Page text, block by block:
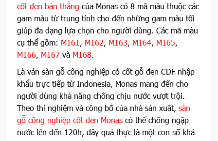
cốt đen bản thẳng của Monas có 8 mã màu thuộc các
gam màu từ trung tính cho đến những gam màu tối
giúp đa dạng lựa chọn cho người dùng. Các mã màu
cụ thể gồm: M161, M162, M163, M164, M165,
M166, M167 và M168.
Là ván sàn gỗ công nghiệp có cốt gỗ đen CDF nhập
khẩu trực tiếp từ Indonesia, Monas mang đến cho
người dùng khả năng chống chịu nước vượt trội.
Theo thí nghiệm và công bố của nhà sản xuất, sàn
gỗ công nghiệp cốt đen Monas có thể chống ngập
nước lên đến 120h, đây quả thực là một con số khá